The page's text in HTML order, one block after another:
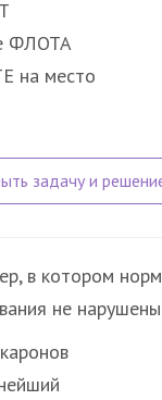
ФЛОТА
на место
в котором
не